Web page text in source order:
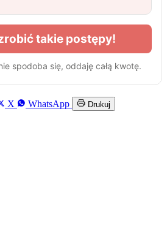
X WhatsApp Drukuj